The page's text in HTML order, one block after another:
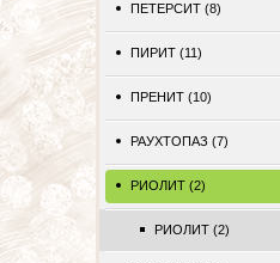
ПЕТЕРСИТ (8)
ПИРИТ (11)
ПРЕНИТ (10)
РАУХТОПАЗ (7)
РИОЛИТ (2)
РИОЛИТ (2)